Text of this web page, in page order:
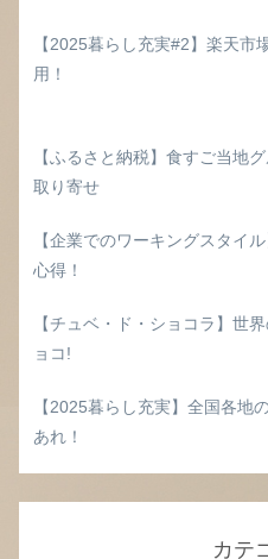
【2025暮らし充実#2】楽天市
【ふるさと納税】食すご当地
取り寄せ
【企業でのワーキングスタイ
心得！
【チュベ・ド・ショコラ】世
ョコ!
【2025暮らし充実】全国各地
あれ！
カテ